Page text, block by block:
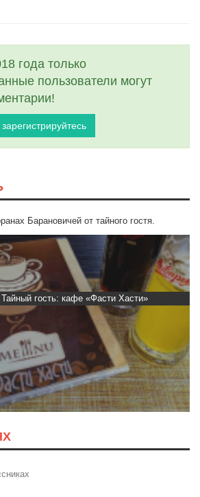
года только
пользователи могут
Барановичей от тайного гостя.
гость: кафе «Фасти Хасти»